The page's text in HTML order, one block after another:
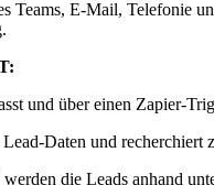
Teams, E-Mail, Telefonie
und über einen Zapier-
Daten und
die Leads anhand